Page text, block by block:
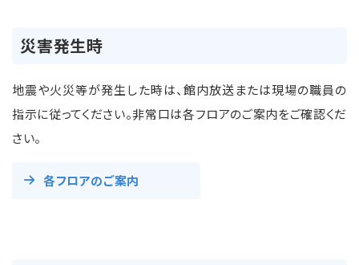
災害発生時
地震や火災等が発生した時は、館内放送または現場の職員の
指示に従ってください。非常口は各フロアのご案内をご確認くだ
さい。
各フロアのご案内